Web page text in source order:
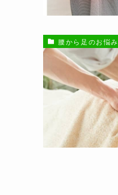
腰から足のお悩み